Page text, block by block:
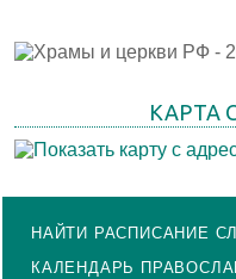
КАРТА
НАЙТИ РАСПИСАНИЕ
КАЛЕНДАРЬ